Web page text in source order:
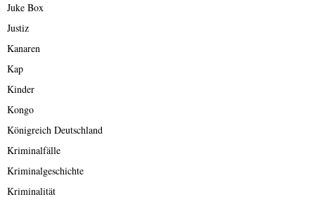
Juke Box
Justiz
Kanaren
Kap
Kinder
Kongo
Königreich Deutschland
Kriminalfälle
Kriminalgeschichte
Kriminalität